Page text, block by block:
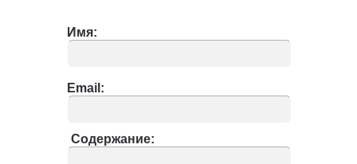
Имя:
Email:
Содержание: